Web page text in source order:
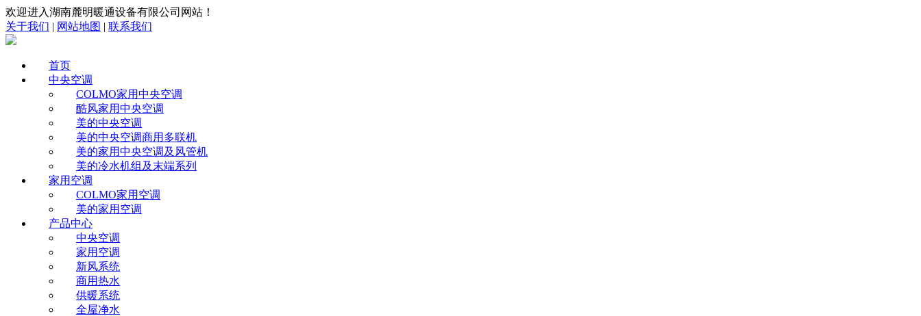
欢迎进入湖南麓明暖通设备有限公司网站！
关于我们 | 网站地图 | 联系我们
首页
中央空调
COLMO家用中央空调
酷风家用中央空调
美的中央空调
美的中央空调商用多联机
美的家用中央空调及风管机
美的冷水机组及末端系列
家用空调
COLMO家用空调
美的家用空调
产品中心
中央空调
家用空调
新风系统
商用热水
供暖系统
全屋净水